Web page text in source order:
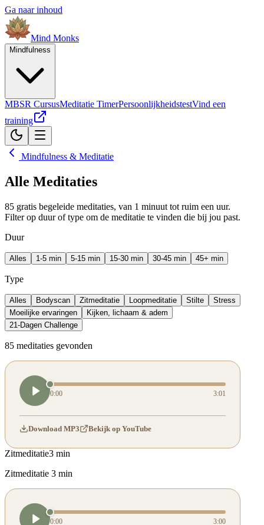
Ga naar inhoud
Mind Monks
Mindfulness
MBSR CursusMeditatie TimerPersoonlijkheidstestVind een
training
Mindfulness & Meditatie
Alle Meditaties
85 gratis begeleide meditaties, van 1 minuut tot ruim een uur.
Filter op duur of type om de meditatie te vinden die bij jou past.
Duur
Alles 1-5 min 5-15 min 15-30 min 30-45 min 45+ min
Type
Alles Bodyscan Zitmeditatie Loopmeditatie Stilte
Stress
Moeilijke ervaringen
Kijken, lichaam & adem
21-Dagen Challenge
85 meditaties gevonden
0:00 3:01
Download MP3 Bekijk op YouTube
Zitmeditatie3 min
Zitmeditatie 3 min
0:00 3:00